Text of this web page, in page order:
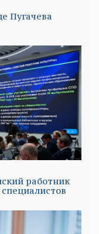
Пугачева
работник